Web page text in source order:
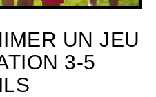
UN JEU
3-5